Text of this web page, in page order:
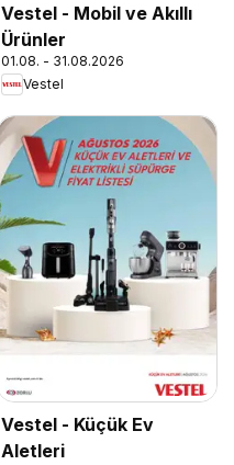
Vestel - Mobil ve Akıllı
Ürünler
01.08. - 31.08.2026
Vestel
Vestel - Küçük Ev
Aletleri